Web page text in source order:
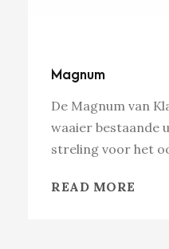
Magnum
De Magnum van
waaier bestaande
streling voor het
READ MORE